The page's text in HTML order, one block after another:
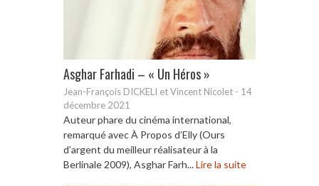
Asghar Farhadi – « Un Héros »
Jean-François DICKELI et Vincent Nicolet - 14
décembre 2021
Auteur phare du cinéma international,
remarqué avec À Propos d’Elly (Ours
d’argent du meilleur réalisateur à la
Berlinale 2009), Asghar Farh...Lire la suite